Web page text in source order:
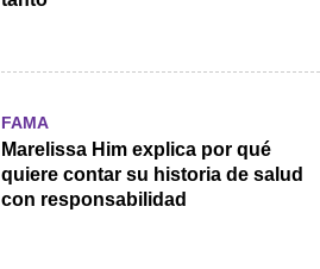
FAMA
Marelissa Him explica por qué
quiere contar su historia de salud
con responsabilidad